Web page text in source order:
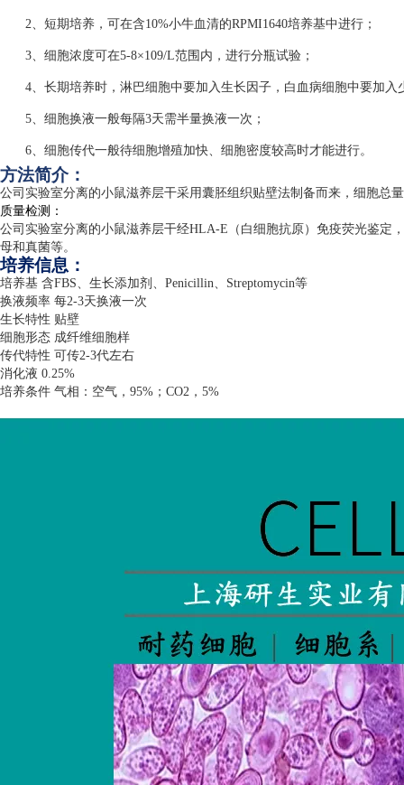
2、短期培养，可在含10%小牛血清的RPMI1640培养基中进行；
3、细胞浓度可在5-8×109/L范围内，进行分瓶试验；
4、长期培养时，淋巴细胞中要加入生长因子，白血病细胞中要加入
5、细胞换液一般每隔3天需半量换液一次；
6、细胞传代一般待细胞增殖加快、细胞密度较高时才能进行。
方法简介：
公司实验室分离的小鼠滋养层干采用囊胚组织贴壁法制备而来，细胞总
质量检测：
公司实验室分离的小鼠滋养层干经HLA-E （白细胞抗原）免疫荧光鉴定
母和真菌等。
培养信息：
培养基 含FBS、生长添加剂、 Penicillin、 Streptomycin等
换液频率 每2-3天换液一次
生长特性 贴壁
细胞形态 成纤维细胞样
传代特性 可传2-3代左右
消化液 0.25%
培养条件 气相：空气， 95% ； CO2 ， 5%